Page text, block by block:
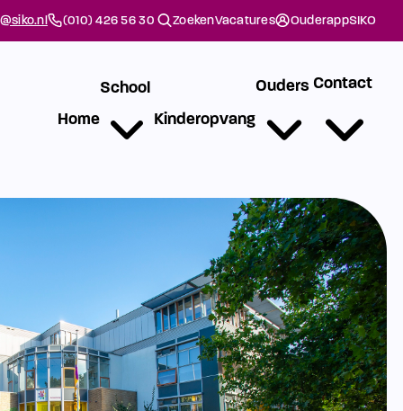
(010) 426 56 30 ZoekenVacatures OuderappSIKO
Home
School
Kinderopvang
Ouders Contact